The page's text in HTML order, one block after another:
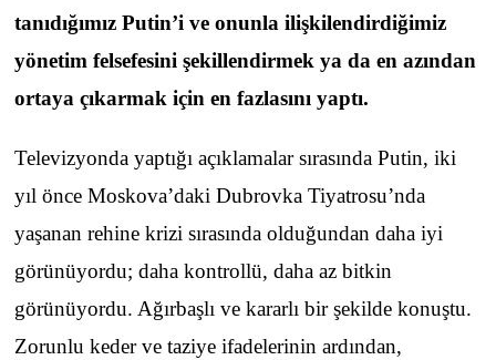
tanıdığımız Putin’i ve onunla ilişkilendirdiğimiz
yönetim felsefesini şekillendirmek ya da en azından
ortaya çıkarmak için en fazlasını yaptı.
Televizyonda yaptığı açıklamalar sırasında Putin, iki
yıl önce Moskova’daki Dubrovka Tiyatrosu’nda
yaşanan rehine krizi sırasında olduğundan daha iyi
görünüyordu; daha kontrollü, daha az bitkin
görünüyordu. Ağırbaşlı ve kararlı bir şekilde konuştu.
Zorunlu keder ve taziye ifadelerinin ardından,